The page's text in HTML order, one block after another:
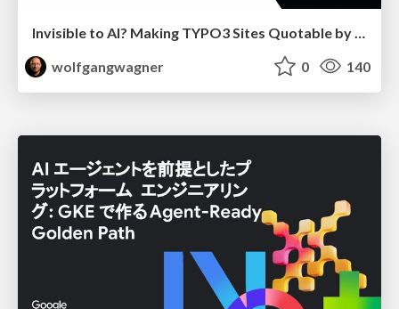
wolfgangwagner
0 140